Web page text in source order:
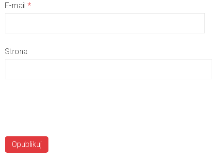
E-mail *
Strona